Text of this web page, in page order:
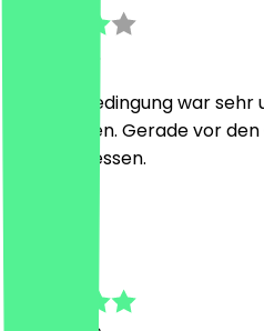
Die eine Bedingung war
zur anderen. Gerade vor
unangemessen.